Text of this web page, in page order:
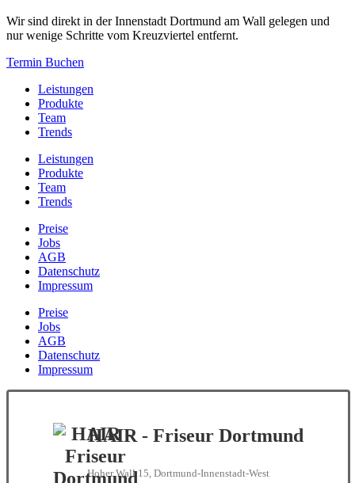
Wir sind direkt in der Innenstadt Dortmund am Wall gelegen und
nur wenige Schritte vom Kreuzviertel entfernt.
Termin Buchen
Leistungen
Produkte
Team
Trends
Leistungen
Produkte
Team
Trends
Preise
Jobs
AGB
Datenschutz
Impressum
Preise
Jobs
AGB
Datenschutz
Impressum
HAIR - Friseur Dortmund
Hoher Wall 15, Dortmund-Innenstadt-West